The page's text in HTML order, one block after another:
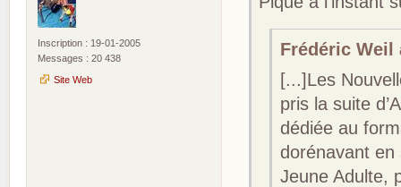
Inscription : 19-01-2005
Messages : 20 438
Site Web
Frédéric Weil
[...]Les
pris la suite
dédiée au
dorénavant
Jeune Adulte,